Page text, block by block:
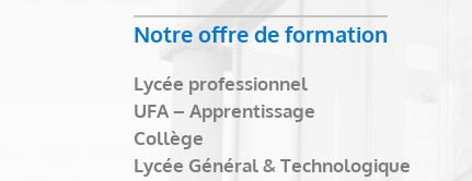
Notre offre de formation
Lycée professionnel
UFA – Apprentissage
Collège
Lycée Général & Technologique